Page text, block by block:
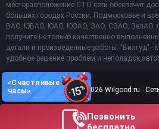
месторасположение СТО сети обеспечит
больших городах России, Подмосковье и
ВАО, ЮВАО, ЮАО, ЮЗАО, ЗАО, СЗАО, ЗелАО.
получите не только качественно
детали и произведенные работы. "Вилгуд" -
удобное решение проблем и неполадок
Copyright 2011-2026 Wilgood.ru -
Позвонить
«Счастливые
часы»